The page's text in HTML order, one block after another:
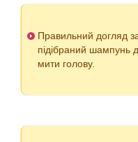
Правильний догляд
підібраний шампунь
мити голову.